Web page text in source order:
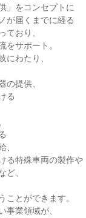
」をコンセプトに
が届くまでに経る
ており、
をサポート。
にわたり、
の提供、
る
、
る特殊車両の製作や
ど、
ことができます。
事業領域が、